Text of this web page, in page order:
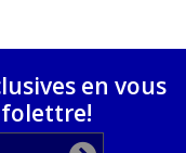
en vous